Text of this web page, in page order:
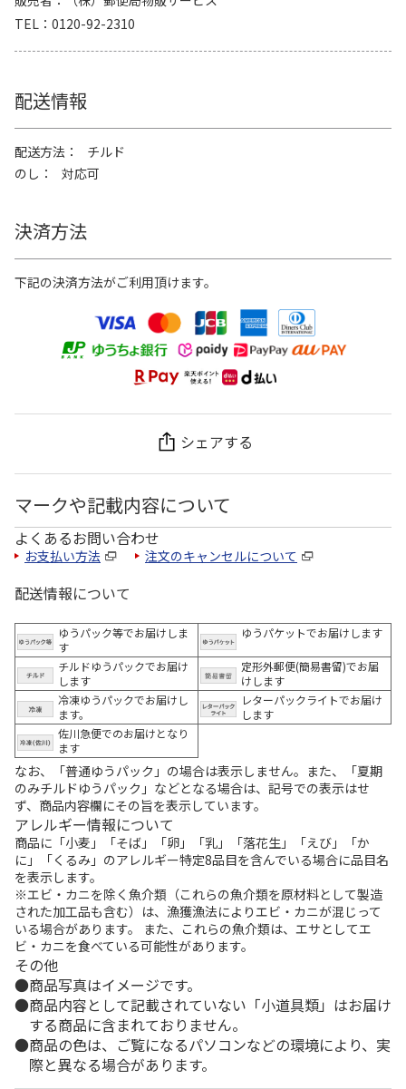
TEL
0120-92-2310
配送情報
配送方法
チルド
のし
対応可
決済方法
下記の決済方法がご利用頂けます。
シェアする
マークや記載内容について
よくあるお問い合わせ
お支払い方法 注文のキャンセルについて
配送情報について
ゆうパック等でお届けしま
す
ゆうパケットでお届けします
チルドゆうパックでお届け
します
定形外郵便(簡易書留)でお届
けします
冷凍ゆうパックでお届けし
ます。
レターパックライトでお届け
します
佐川急便でのお届けとなり
ます
なお、「普通ゆうパック」の場合は表示しません。また、「夏期
のみチルドゆうパック」などとなる場合は、記号での表示はせ
ず、商品内容欄にその旨を表示しています。
アレルギー情報について
商品に「小麦」「そば」「卵」「乳」「落花生」「えび」「か
に」「くるみ」のアレルギー特定8品目を含んでいる場合に品目名
を表示します。
※エビ・カニを除く魚介類（これらの魚介類を原材料として製造
された加工品も含む）は、漁獲漁法によりエビ・カニが混じって
いる場合があります。 また、これらの魚介類は、エサとしてエ
ビ・カニを食べている可能性があります。
その他
商品写真はイメージです。
商品内容として記載されていない「小道具類」はお届け
する商品に含まれておりません。
商品の色は、ご覧になるパソコンなどの環境により、実
際と異なる場合があります。